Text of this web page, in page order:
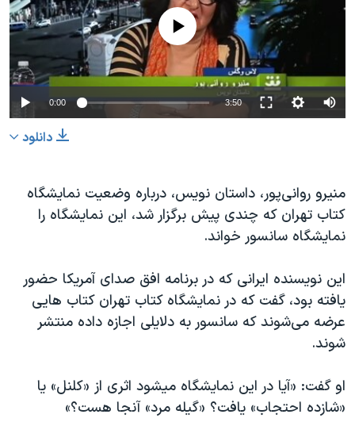
فرهنگ و زندگی
حقوق شهروندی
علم و فناوری
آرشیو پخش زنده
مستندها
انتخابات ریاست جمهوری آمریکا ۲۰۲۴
حمله جمهوری اسلامی به اسرائیل
رمز مهسا
مجموعه مستندهای دادخواهی
تریبونال مردمی آبان ۹۸
دادگاه حمید نوری
چهل سال گروگان‌گیری
قانون شفافیت دارائی کادر رهبری ایران
اعتراضات مردمی آبان ۹۸
نرگس محمدی برنده جایزه نوبل صلح
همایش محافظه‌کاران آمریکا «سی‌پک»
دنبال کنید
زبانهای مختلف
No media source currently available
0:00 3:50
دانلود
منیرو روانی‌پور، داستان نویس، درباره وضعیت نمایشگاه
کتاب تهران که چندی پیش برگزار شد، این نمایشگاه را
نمایشگاه سانسور خواند.
این نویسنده ایرانی که در برنامه افق صدای آمریکا حضور
یافته بود، گفت که در نمایشگاه کتاب تهران کتاب هایی
عرضه می‌‌شوند که سانسور به دلایلی اجازه داده منتشر
شوند.
او گفت: «آیا در این نمایشگاه میشود اثری از «کلنل» یا
«شازده احتجاب» یافت؟ «گیله مرد» آنجا هست؟»